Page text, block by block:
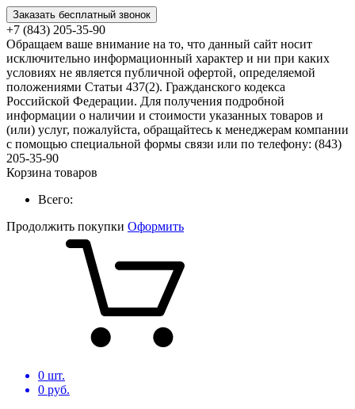
Заказать бесплатный звонок
+7 (843) 205-35-90
Обращаем ваше внимание на то, что данный сайт носит
исключительно информационный характер и ни при каких
условиях не является публичной офертой, определяемой
положениями Статьи 437(2). Гражданского кодекса
Российской Федерации. Для получения подробной
информации о наличии и стоимости указанных товаров и
(или) услуг, пожалуйста, обращайтесь к менеджерам компании
с помощью специальной формы связи или по телефону: (843)
205-35-90
Корзина товаров
Всего:
Продолжить покупки Оформить
0 шт.
0 руб.